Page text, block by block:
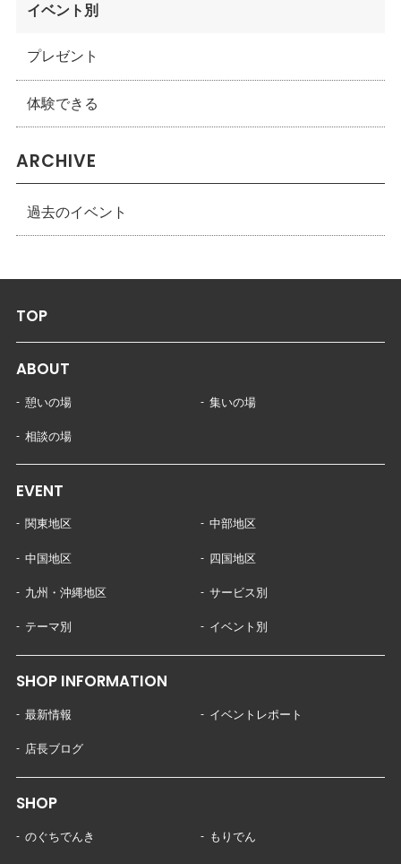
イベント別
プレゼント
体験できる
ARCHIVE
過去のイベント
TOP
ABOUT
憩いの場 集いの場
相談の場
EVENT
関東地区 中部地区
中国地区 四国地区
九州・沖縄地区 サービス別
テーマ別 イベント別
SHOP INFORMATION
最新情報 イベントレポート
店長ブログ
SHOP
のぐちでんき もりでん